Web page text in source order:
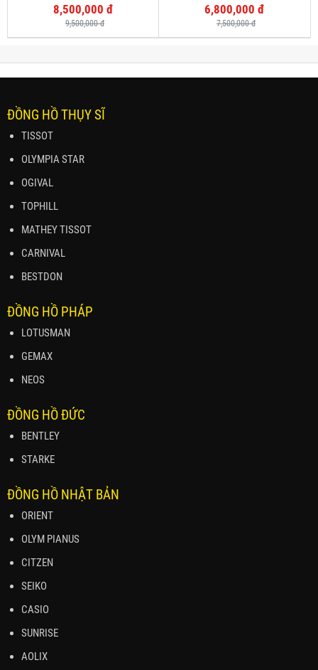
8,500,000 đ
9,500,000 đ
6,800,000 đ
7,500,000 đ
ĐỒNG HỒ THỤY SĨ
TISSOT
OLYMPIA STAR
OGIVAL
TOPHILL
MATHEY TISSOT
CARNIVAL
BESTDON
ĐỒNG HỒ PHÁP
LOTUSMAN
GEMAX
NEOS
ĐỒNG HỒ ĐỨC
BENTLEY
STARKE
ĐỒNG HỒ NHẬT BẢN
ORIENT
OLYM PIANUS
CITZEN
SEIKO
CASIO
SUNRISE
AOLIX